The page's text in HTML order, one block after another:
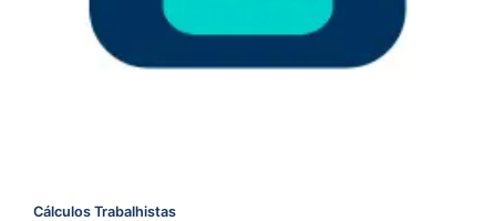
Cálculos Trabalhistas